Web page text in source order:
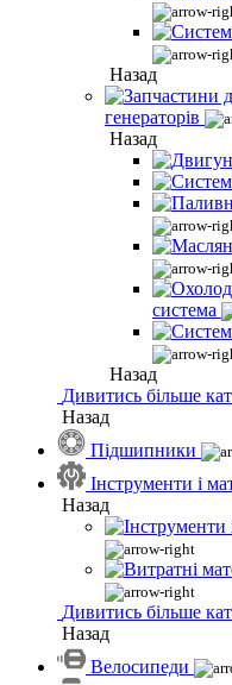
Назад
генераторів
Назад
система
Назад
Дивитись більше
Назад
Підшипники
Інструменти і
Назад
Дивитись більше
Назад
Велосипеди